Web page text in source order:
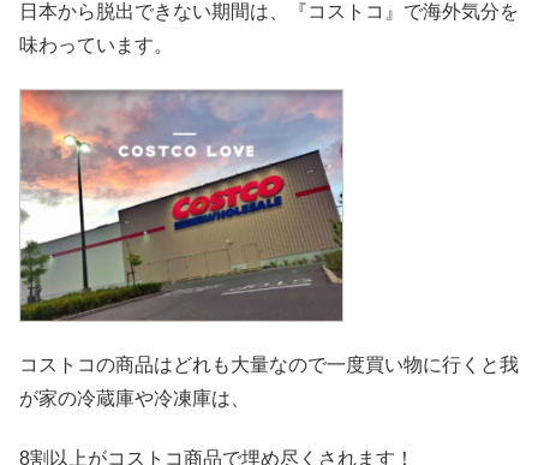
日本から脱出できない期間は、『コストコ』 で海外気分を
味わっています。
コストコの商品はどれも大量なので一度買い物に行くと我
が家の冷蔵庫や冷凍庫は、
8割以上がコストコ商品で埋め尽くされます！